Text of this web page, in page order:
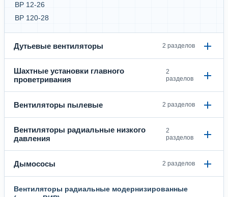
ВР 12-26
ВР 120-28
Дутьевые вентиляторы 2 разделов
Шахтные установки главного
проветривания
2
разделов
Вентиляторы пылевые 2 разделов
Вентиляторы радиальные низкого
давления
2
разделов
Дымососы 2 разделов
Вентиляторы радиальные модернизированные